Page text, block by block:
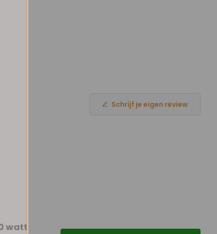
Schrijf je eigen review
watt